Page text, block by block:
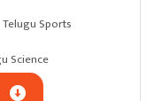
Telugu Sports
Science